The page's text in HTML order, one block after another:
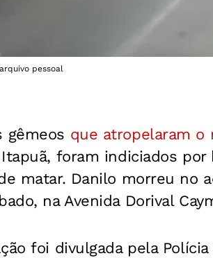
pessoal
gêmeos que atropelaram o
foram indiciados
matar. Danilo morreu no
na Avenida Dorival
foi divulgada pela